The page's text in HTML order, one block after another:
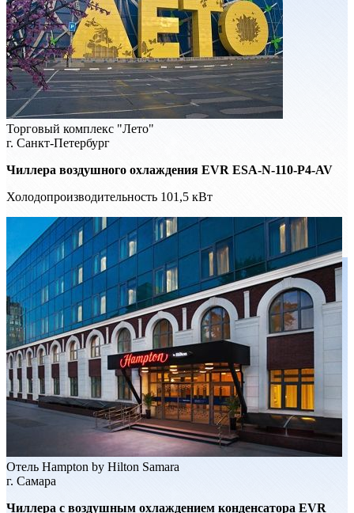
Торговый комплекс "Лето"
г. Санкт-Петербург
Чиллера воздушного охлаждения EVR ESA-N-110-P4-AV
Холодопроизводительность 101,5 кВт
Отель Hampton by Hilton Samara
г. Самара
Чиллера с воздушным охлаждением конденсатора EVR